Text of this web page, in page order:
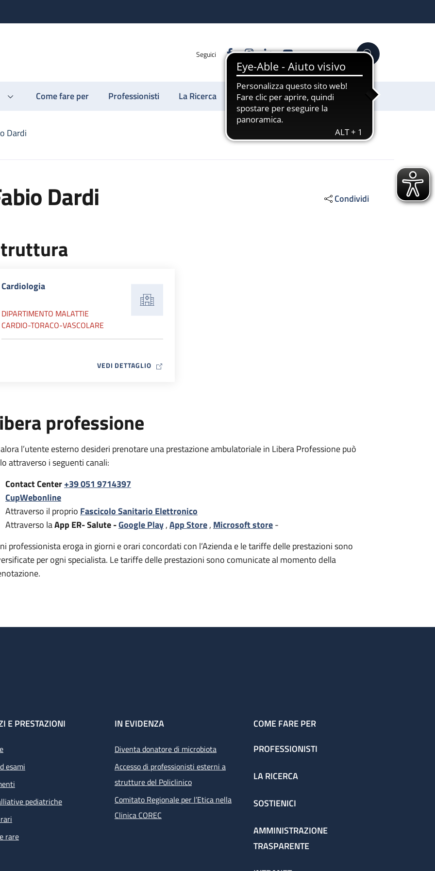
Seguici FacebookInstagram
LinkedinYouTube Cerca
Come fare per Professionisti La Ricerca Sostienici
Dardi
Dardi Condividi
Cardiologia
DIPARTIMENTO MALATTIE
CARDIO-TORACO-VASCOLARE
VEDI DETTAGLIOMAP ICON
professione
l’utente esterno desideri prenotare una prestazione ambulatoriale in Libera Professione può
attraverso i seguenti canali:
Contact Center+39 051 9714397
CupWebonline
Attraverso il proprio Fascicolo Sanitario Elettronico
Attraverso laApp ER- Salute -Google Play,App Store, Microsoft store-
professionista eroga in giorni e orari concordati con l’Azienda e le tariffe delle prestazioni sono
per ogni specialista. Le tariffe delle prestazioni sono comunicate al momento della
E PRESTAZIONI
esami
pediatriche
rare
IN EVIDENZA
Diventa donatore di microbiota
Accesso di professionisti esterni a
strutture del Policlinico
Comitato Regionale per l’Etica nella
Clinica COREC
COME FARE PER
PROFESSIONISTI
LA RICERCA
SOSTIENICI
AMMINISTRAZIONE
TRASPARENTE